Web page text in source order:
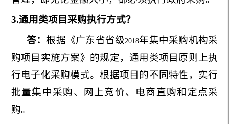
3.通用类项目采购执行方式？
答：根据《广东省省级2018年集中采购机构采
购项目实施方案》的规定，通用类项目原则上执
行电子化采购模式。根据项目的不同特性，实行
批量集中采购、网上竞价、电商直购和定点采
购。